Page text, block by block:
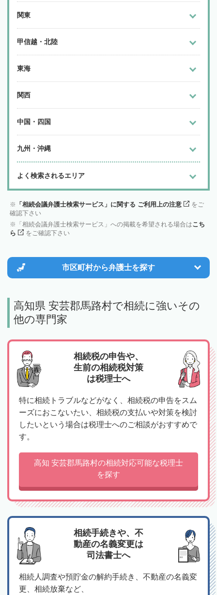
関東
甲信越・北陸
東海
関西
中国・四国
九州・沖縄
よく検索されるエリア
「相続会議弁護士検索サービス」に関する ご利用上の注意
をご
確認下さい
「相続会議弁護士検索サービス」への掲載を希望される場合はこち
ら
をご確認下さい
市区町村から弁護士を探す
高知県 安芸郡馬路村で相続に強いその
他の専門家
相続税の申告や、
生前の相続税対策
は税理士へ
特に相続トラブルなどがなく、相続税の申告をスム
ーズにおこないたい、相続税の支払いや対策を検討
したいという場合は税理士へのご相談がおすすめで
す。
高知 安芸郡馬路村の相続対応可能な税理士
を探す
相続手続きや、不
動産の名義変更は
司法書士へ
相続人調査や預貯金の解約手続き、不動産の名義変
更、相続放棄など、